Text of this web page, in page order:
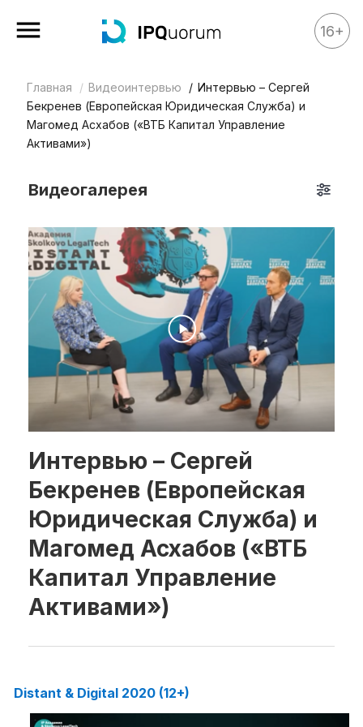
Все материалы
Аналитика
Аналитика
Legal review
IPQ.365
IP Stories
Квиз
О нас
Календарь
Рубрики
и креативные индустрии
Кино и театр
Искусство
Дизайн и мода
Реклама и маркетинг
Архитектура и урбанистика
Наука и технологии
Образование
Музыка
16+
Главная Видеоинтервью
Интервью – Сергей
Бекренев (Европейская Юридическая Служба) и
Магомед Асхабов («ВТБ Капитал Управление
Активами»)
Видеогалерея
Интервью – Сергей
Бекренев (Европейская
Юридическая Служба) и
Магомед Асхабов («ВТБ
Капитал Управление
Активами»)
Distant & Digital 2020 (12+)